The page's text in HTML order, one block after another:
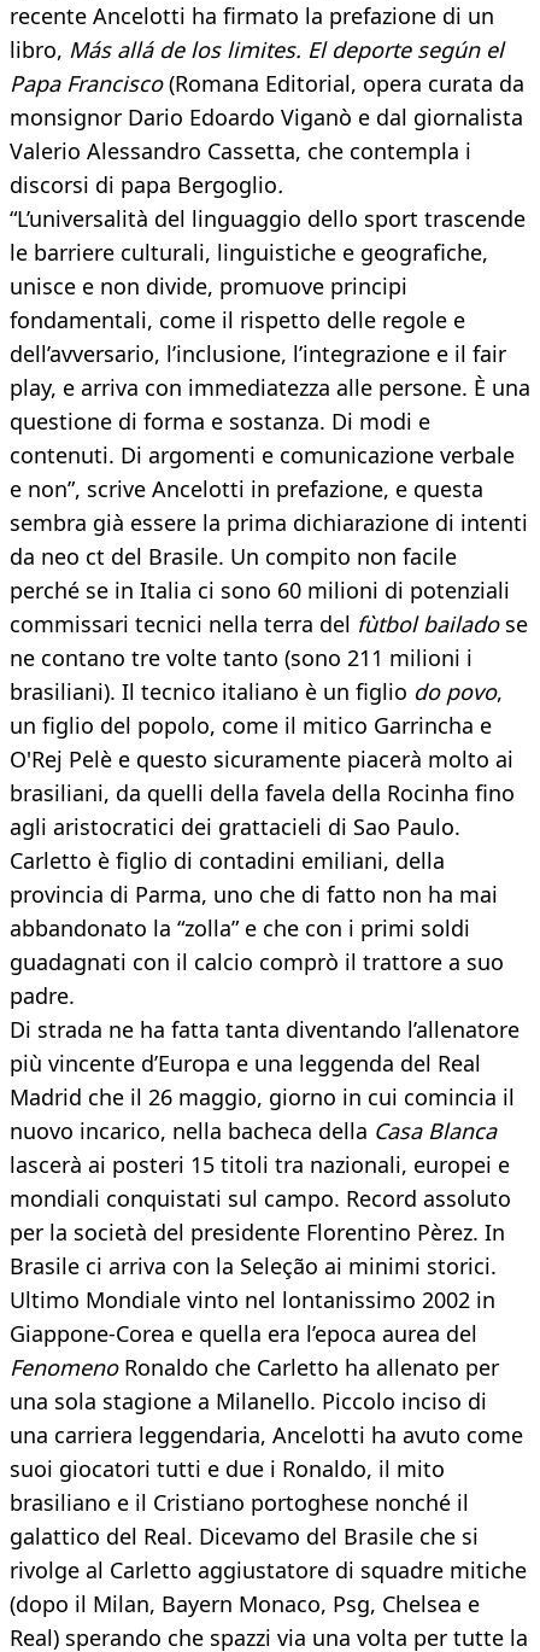
recente Ancelotti ha firmato la prefazione di un
libro, Más allá de los limites. El deporte según el
Papa Francisco(Romana Editorial, opera curata da
monsignor Dario Edoardo Viganò e dal giornalista
Valerio Alessandro Cassetta, che contempla i
discorsi di papa Bergoglio.
“L’universalità del linguaggio dello sport trascende
le barriere culturali, linguistiche e geografiche,
unisce e non divide, promuove principi
fondamentali, come il rispetto delle regole e
dell’avversario, l’inclusione, l’integrazione e il fair
play, e arriva con immediatezza alle persone. È una
questione di forma e sostanza. Di modi e
contenuti. Di argomenti e comunicazione verbale
e non”, scrive Ancelotti in prefazione, e questa
sembra già essere la prima dichiarazione di intenti
da neo ct del Brasile. Un compito non facile
perché se in Italia ci sono 60 milioni di potenziali
commissari tecnici nella terra del fùtbol bailado se
ne contano tre volte tanto (sono 211 milioni i
brasiliani). Il tecnico italiano è un figlio do povo,
un figlio del popolo, come il mitico Garrincha e
O'Rej Pelè e questo sicuramente piacerà molto ai
brasiliani, da quelli della favela della Rocinha fino
agli aristocratici dei grattacieli di Sao Paulo.
Carletto è figlio di contadini emiliani, della
provincia di Parma, uno che di fatto non ha mai
abbandonato la “zolla” e che con i primi soldi
guadagnati con il calcio comprò il trattore a suo
padre.
Di strada ne ha fatta tanta diventando l’allenatore
più vincente d’Europa e una leggenda del Real
Madrid che il 26 maggio, giorno in cui comincia il
nuovo incarico, nella bacheca della Casa Blanca
lascerà ai posteri 15 titoli tra nazionali, europei e
mondiali conquistati sul campo. Record assoluto
per la società del presidente Florentino Pèrez. In
Brasile ci arriva con la Seleção ai minimi storici.
Ultimo Mondiale vinto nel lontanissimo 2002 in
Giappone-Corea e quella era l’epoca aurea del
FenomenoRonaldo che Carletto ha allenato per
una sola stagione a Milanello. Piccolo inciso di
una carriera leggendaria, Ancelotti ha avuto come
suoi giocatori tutti e due i Ronaldo, il mito
brasiliano e il Cristiano portoghese nonché il
galattico del Real. Dicevamo del Brasile che si
rivolge al Carletto aggiustatore di squadre mitiche
(dopo il Milan, Bayern Monaco, Psg, Chelsea e
Real) sperando che spazzi via una volta per tutte la